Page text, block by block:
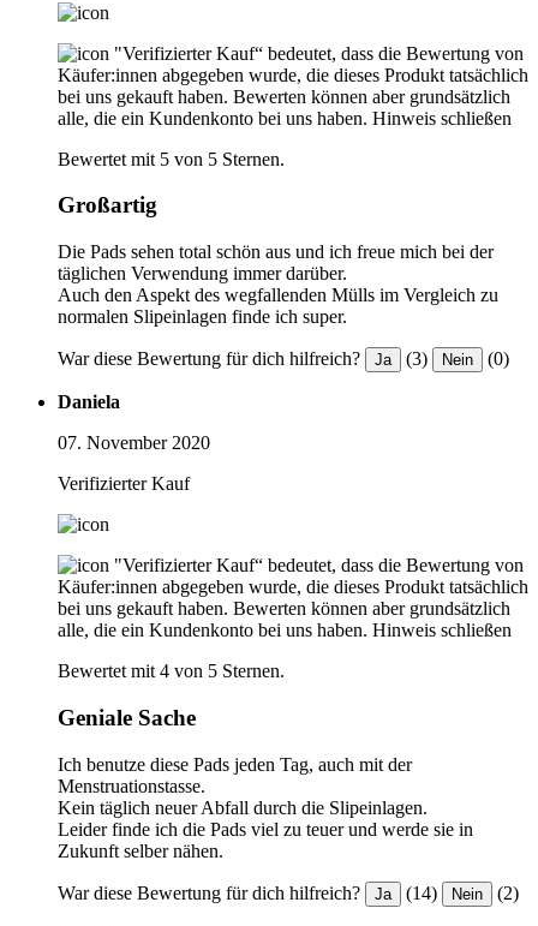
"Verifizierter Kauf“ bedeutet, dass die Bewertung von
Käufer:innen abgegeben wurde, die dieses Produkt tatsächlich
bei uns gekauft haben. Bewerten können aber grundsätzlich
alle, die ein Kundenkonto bei uns haben. Hinweis schließen
Bewertet mit 5 von 5 Sternen.
Großartig
Die Pads sehen total schön aus und ich freue mich bei der
täglichen Verwendung immer darüber.
Auch den Aspekt des wegfallenden Mülls im Vergleich zu
normalen Slipeinlagen finde ich super.
War diese Bewertung für dich hilfreich? Ja (3) Nein (0)
Daniela
07. November 2020
Verifizierter Kauf
"Verifizierter Kauf“ bedeutet, dass die Bewertung von
Käufer:innen abgegeben wurde, die dieses Produkt tatsächlich
bei uns gekauft haben. Bewerten können aber grundsätzlich
alle, die ein Kundenkonto bei uns haben. Hinweis schließen
Bewertet mit 4 von 5 Sternen.
Geniale Sache
Ich benutze diese Pads jeden Tag, auch mit der
Menstruationstasse.
Kein täglich neuer Abfall durch die Slipeinlagen.
Leider finde ich die Pads viel zu teuer und werde sie in
Zukunft selber nähen.
War diese Bewertung für dich hilfreich? Ja (14) Nein (2)